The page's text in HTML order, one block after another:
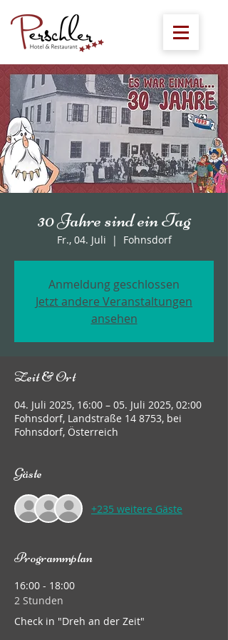
30 Jahre sind ein Tag
Fr., 04. Juli
  |
Fohnsdorf
Anmeldung geschlossen
Jetzt andere Veranstaltungen
ansehen
Zeit & Ort
04. Juli 2025, 16:00 – 05. Juli 2025, 02:00
Fohnsdorf, Landstraße 14 8753, bei
Fohnsdorf, Österreich
Gäste
+235 weitere Gäste
Programmplan
16:00 - 18:00
2 Stunden
Check in "Dreh an der Zeit"